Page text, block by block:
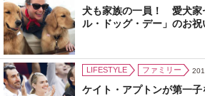
犬も家族の一員！ 愛犬家
ル・ドッグ・デー」のお
LIFESTYLE ファミリー
ケイト・アプトンが第一